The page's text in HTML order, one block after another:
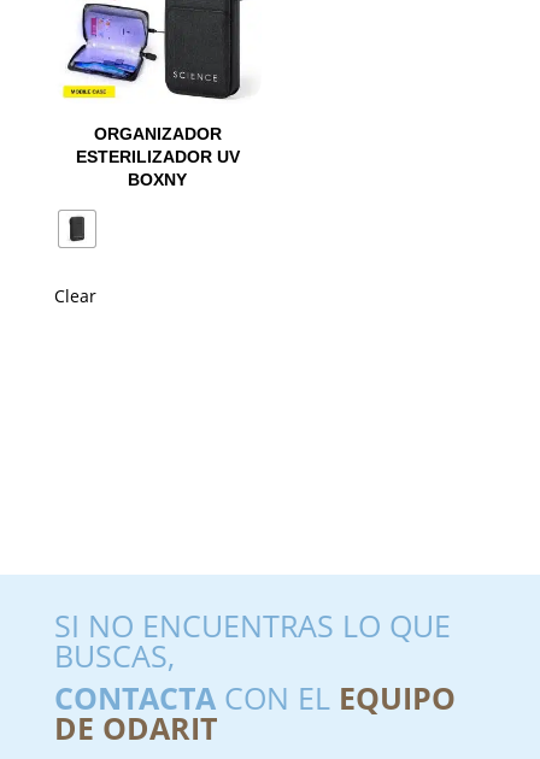
ORGANIZADOR
ESTERILIZADOR UV
BOXNY
Clear
SI NO ENCUENTRAS LO QUE
BUSCAS,
CONTACTACON EL EQUIPO
DE ODARIT